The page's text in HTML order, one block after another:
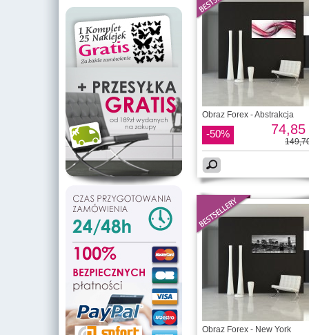
Obraz Forex - Abstrakcja
-50% 74,85
Obraz Forex - New York